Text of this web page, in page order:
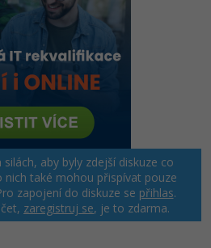
aby byly zdejší diskuze co
nich také mohou přispívat pouze
zapojení do diskuze se přihlas.
zaregistruj se, je to zdarma.